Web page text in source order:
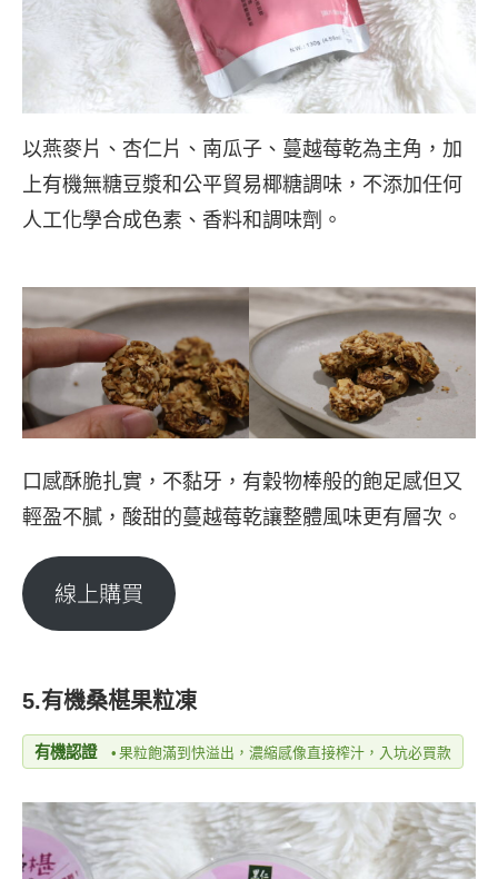
以燕麥片、杏仁片、南瓜子、蔓越莓乾為主角，加
上有機無糖豆漿和公平貿易椰糖調味，不添加任何
人工化學合成色素、香料和調味劑。
口感酥脆扎實，不黏牙，有穀物棒般的飽足感但又
輕盈不膩，酸甜的蔓越莓乾讓整體風味更有層次。
線上購買
5.有機桑椹果粒凍
有機認證 • 果粒飽滿到快溢出，濃縮感像直接榨汁，入坑必買款